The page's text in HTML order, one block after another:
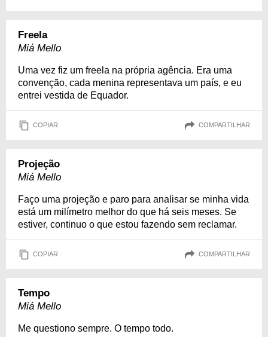
Freela
Miá Mello
Uma vez fiz um freela na própria agência. Era uma
convenção, cada menina representava um país, e eu
entrei vestida de Equador.
COPIAR COMPARTILHAR
Projeção
Miá Mello
Faço uma projeção e paro para analisar se minha vida
está um milímetro melhor do que há seis meses. Se
estiver, continuo o que estou fazendo sem reclamar.
COPIAR COMPARTILHAR
Tempo
Miá Mello
Me questiono sempre. O tempo todo.